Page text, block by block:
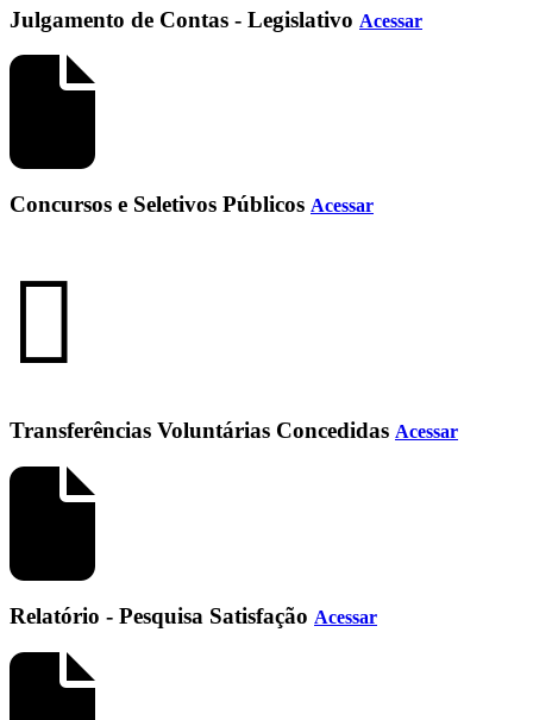
Julgamento de Contas - Legislativo Acessar
Concursos e Seletivos Públicos Acessar
Transferências Voluntárias Concedidas Acessar
Relatório - Pesquisa Satisfação Acessar